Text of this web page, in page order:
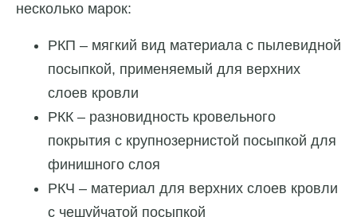
несколько марок:
РКП – мягкий вид материала с пылевидной
посыпкой, применяемый для верхних
слоев кровли
РКК – разновидность кровельного
покрытия с крупнозернистой посыпкой для
финишного слоя
РКЧ – материал для верхних слоев кровли
с чешуйчатой посыпкой